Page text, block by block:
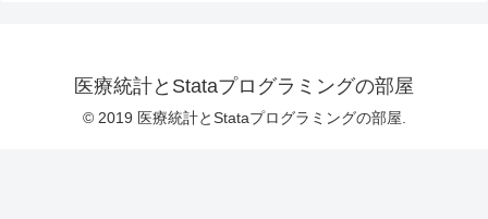
医療統計とStataプログラミングの部屋
© 2019 医療統計とStataプログラミングの部屋.